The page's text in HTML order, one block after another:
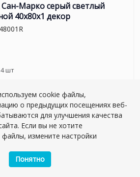
Сан-Марко серый светлый
40x80x1 декор
4шт
шт.
cookie файлы,
о предыдущих посещениях веб-
для улучшения качества
Если вы не хотите
измените настройки
Понятно